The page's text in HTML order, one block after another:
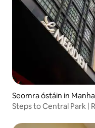
Seomra óstáin in
Steps to Central Park |